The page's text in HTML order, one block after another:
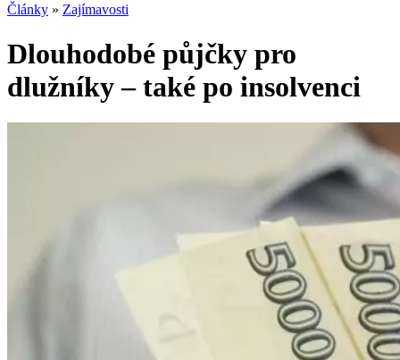
Články » Zajímavosti
Dlouhodobé půjčky pro
dlužníky – také po insolvenci